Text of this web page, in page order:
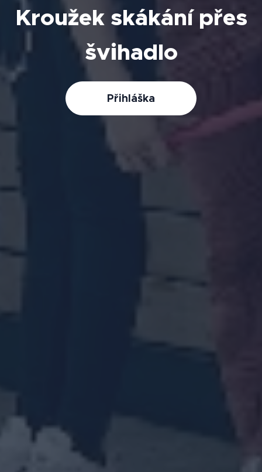
Kroužek skákání přes
švihadlo
Přihláška